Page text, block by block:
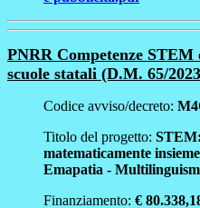
PNRR Competenze
scuole statali (D.M. 65/
Codice avviso/decreto:
Titolo del progetto:
matematicamente
Emapatia -
Finanziamento: €